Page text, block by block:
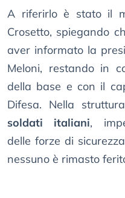
A riferirlo è stato il
Crosetto, spiegando
aver informato la
Meloni, restando in
della base e con il
Difesa. Nella
soldati italiani,
delle forze di
nessuno è rimasto